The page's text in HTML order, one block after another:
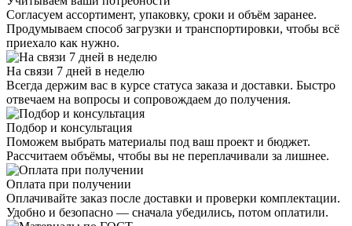
Согласуем ассортимент, упаковку, сроки и объём заранее.
Продумываем способ загрузки и транспортировки, чтобы всё
приехало как нужно.
На связи 7 дней в неделю
Всегда держим вас в курсе статуса заказа и доставки. Быстро
отвечаем на вопросы и сопровождаем до получения.
Подбор и консультация
Поможем выбрать материалы под ваш проект и бюджет.
Рассчитаем объёмы, чтобы вы не переплачивали за лишнее.
Оплата при получении
Оплачивайте заказ после доставки и проверки комплектации.
Удобно и безопасно — сначала убедились, потом оплатили.